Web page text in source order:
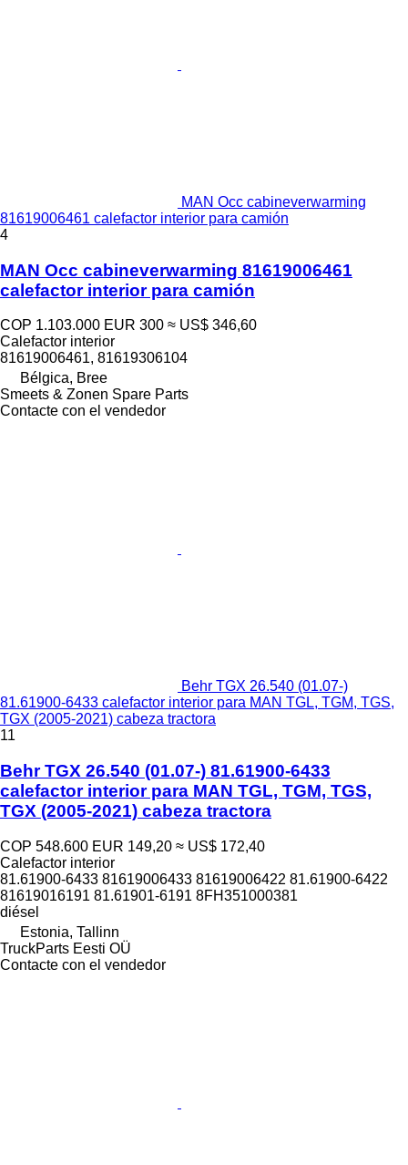
MAN Occ cabineverwarming
81619006461 calefactor interior para camión
4
MAN Occ cabineverwarming 81619006461
calefactor interior para camión
COP 1.103.000 EUR 300 ≈ US$ 346,60
Calefactor interior
81619006461, 81619306104
Bélgica, Bree
Smeets & Zonen Spare Parts
Contacte con el vendedor
Behr TGX 26.540 (01.07-)
81.61900-6433 calefactor interior para MAN TGL, TGM, TGS,
TGX (2005-2021) cabeza tractora
11
Behr TGX 26.540 (01.07-) 81.61900-6433
calefactor interior para MAN TGL, TGM, TGS,
TGX (2005-2021) cabeza tractora
COP 548.600 EUR 149,20 ≈ US$ 172,40
Calefactor interior
81.61900-6433 81619006433 81619006422 81.61900-6422
81619016191 81.61901-6191 8FH351000381
diésel
Estonia, Tallinn
TruckParts Eesti OÜ
Contacte con el vendedor